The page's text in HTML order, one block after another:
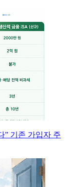
” 기존 가입자 주